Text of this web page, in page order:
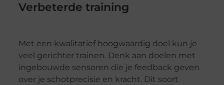
Verbeterde training
Met een kwalitatief hoogwaardig doel kun je
veel gerichter trainen. Denk aan doelen met
ingebouwde sensoren die je feedback geven
over je schotprecisie en kracht. Dit soort